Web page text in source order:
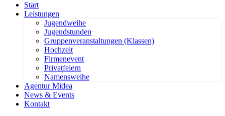
Start
Leistungen
Jugendweihe
Jugendstunden
Gruppenveranstaltungen (Klassen)
Hochzeit
Firmenevent
Privatfeiern
Namensweihe
Agentur Midea
News & Events
Kontakt